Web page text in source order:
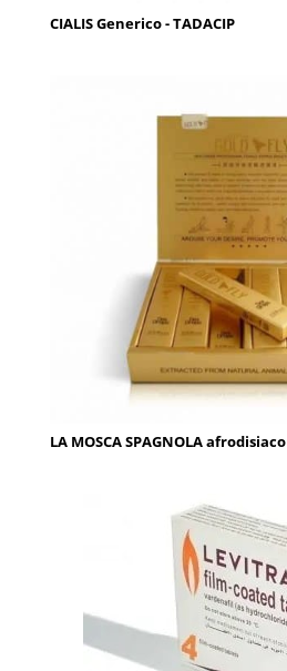
CIALIS Generico - TADACIP
LA MOSCA SPAGNOLA afrodisiaco